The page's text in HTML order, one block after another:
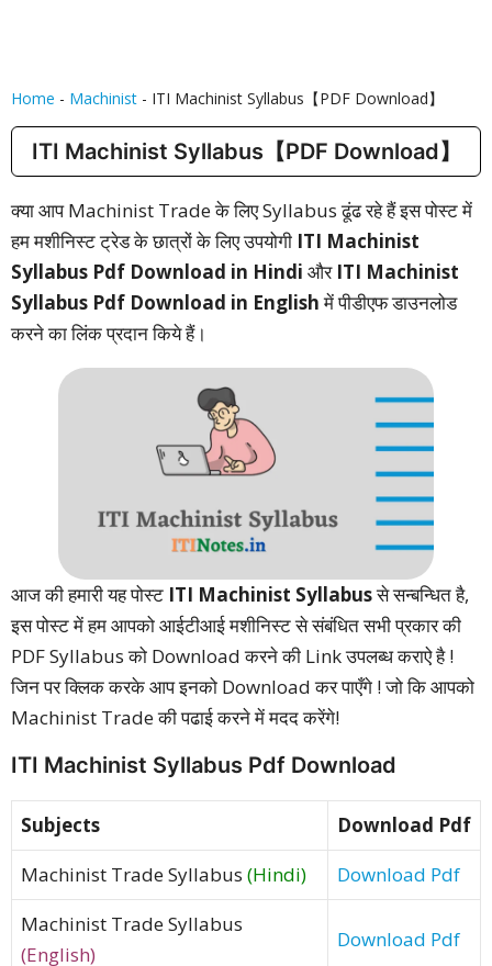
Home - Machinist - ITI Machinist Syllabus【PDF Download】
ITI Machinist Syllabus【PDF Download】
क्या आप Machinist Trade के लिए Syllabus ढूंढ रहे हैं इस पोस्ट में
हम मशीनिस्ट ट्रेड के छात्रों के लिए उपयोगी ITI Machinist
Syllabus Pdf Download in Hindi औरITI Machinist
Syllabus Pdf Download in Englishमें पीडीएफ डाउनलोड
करने का लिंक प्रदान किये हैं।
आज की हमारी यह पोस्ट ITI Machinist Syllabusसे सन्बन्धित है,
इस पोस्ट में हम आपको आईटीआई मशीनिस्ट से संबंधित सभी प्रकार की
PDF Syllabus को Download करने की Link उपलब्ध कराऐ है !
जिन पर क्लिक करके आप इनको Download कर पाएँगे ! जो कि आपको
Machinist Trade की पढाई करने में मदद करेंगे!
ITI Machinist Syllabus Pdf Download
Subjects
Download Pdf
Machinist Trade Syllabus (Hindi)
Download Pdf
Machinist Trade Syllabus
(English)
Download Pdf